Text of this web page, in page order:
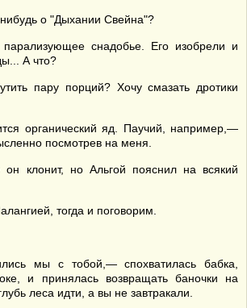
о "Дыхании Свейна"?
снадобье. Его изобрели и
А что?
пару порций? Хочу смазать дротики
органический яд. Паучий, например,—
посмотрев на меня.
клонит, но Альгой пояснил на всякий
тогда и поговорим.
мы с тобой,— спохватилась бабка,
и принялась возвращать баночки на
леса идти, а вы не завтракали.